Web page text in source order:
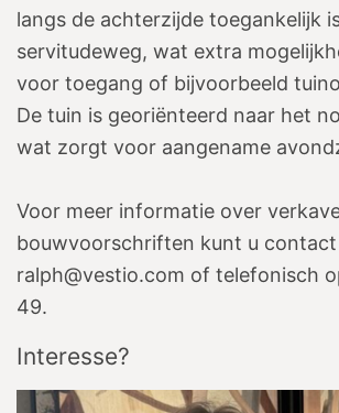
langs de achterzijde toegankelijk
servitudeweg, wat extra
voor toegang of bijvoorbeeld
De tuin is georiënteerd naar het
wat zorgt voor aangename
Voor meer informatie over
bouwvoorschriften kunt u contact
ralph@vestio.com of telefonisch
49.
Interesse?